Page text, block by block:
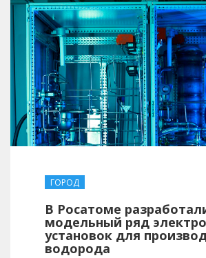
ГОРОД
В Росатоме
модельный ряд
установок для
водорода